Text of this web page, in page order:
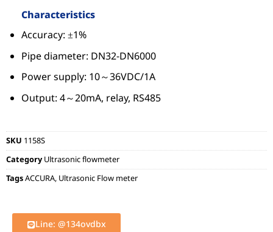
Characteristics
Accuracy: ±1%
Pipe diameter: DN32-DN6000
Power supply: 10～36VDC/1A
Output: 4～20mA, relay, RS485
SKU 1158S
Category Ultrasonic flowmeter
TagsACCURA, Ultrasonic Flow meter
Line: @134ovdbx